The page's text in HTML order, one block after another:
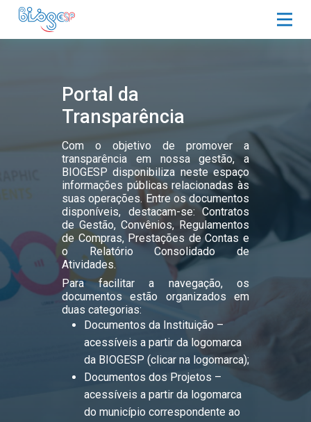
Portal da
Transparência
Com o objetivo de promover a
transparência em nossa gestão, a
BIOGESP disponibiliza neste espaço
informações públicas relacionadas às
suas operações. Entre os documentos
disponíveis, destacam-se: Contratos
de Gestão, Convênios, Regulamentos
de Compras, Prestações de Contas e
o Relatório Consolidado de
Atividades.
Para facilitar a navegação, os
documentos estão organizados em
duas categorias:
Documentos da Instituição –
acessíveis a partir da logomarca
da BIOGESP (clicar na logomarca);
Documentos dos Projetos –
acessíveis a partir da logomarca
do município correspondente ao